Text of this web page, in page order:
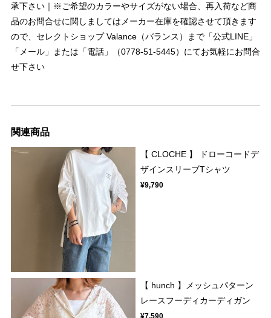
承下さい｜※ご希望のカラーやサイズがない場合、再入荷など商
品のお問合せに関しましてはメーカー在庫を確認させて頂きます
ので、セレクトショップ Valance（バランス）まで「公式LINE」
「メール」または「電話」（0778-51-5445）にてお気軽にお問合
せ下さい
関連商品
【 CLOCHE 】 ドローコードデ
ザインスリーブTシャツ
¥9,790
【 hunch 】メッシュパターン
レースフーディカーディガン
¥7,590